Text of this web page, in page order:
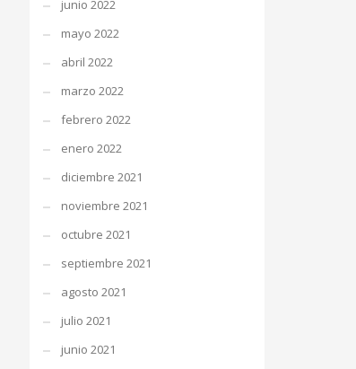
junio 2022
mayo 2022
abril 2022
marzo 2022
febrero 2022
enero 2022
diciembre 2021
noviembre 2021
octubre 2021
septiembre 2021
agosto 2021
julio 2021
junio 2021